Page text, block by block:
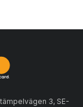
3, SE-